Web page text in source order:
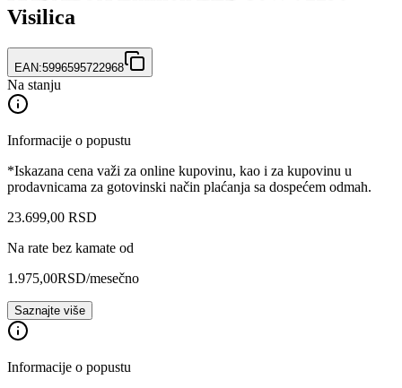
Visilica
EAN:5996595722968
Na stanju
Informacije o popustu
*Iskazana cena važi za online kupovinu, kao i za kupovinu u
prodavnicama za gotovinski način plaćanja sa dospećem odmah.
23.699,00 RSD
Na rate bez kamate od
1.975,00RSD/mesečno
Saznajte više
Informacije o popustu